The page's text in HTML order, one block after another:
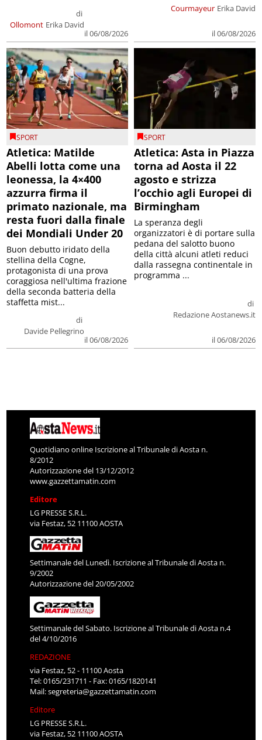
Ollomont
di
Erika David
il 06/08/2026
Courmayeur Erika David
il 06/08/2026
SPORT
Atletica: Matilde
Abelli lotta come una
leonessa, la 4×400
azzurra firma il
primato nazionale, ma
resta fuori dalla finale
dei Mondiali Under 20
di
Davide Pellegrino
il 06/08/2026
Buon debutto iridato della
stellina della Cogne,
protagonista di una prova
coraggiosa nell'ultima frazione
della seconda batteria della
staffetta mist...
SPORT
Atletica: Asta in Piazza
torna ad Aosta il 22
agosto e strizza
l’occhio agli Europei di
Birmingham
di
Redazione Aostanews.it
il 06/08/2026
La speranza degli
organizzatori è di portare sulla
pedana del salotto buono
della città alcuni atleti reduci
dalla rassegna continentale in
programma ...
Quotidiano online Iscrizione al Tribunale di Aosta n.
8/2012
Autorizzazione del 13/12/2012
www.gazzettamatin.com
Editore
LG PRESSE S.R.L.
via Festaz, 52 11100 AOSTA
Settimanale del Lunedì. Iscrizione al Tribunale di Aosta n.
9/2002
Autorizzazione del 20/05/2002
Settimanale del Sabato. Iscrizione al Tribunale di Aosta n.4
del 4/10/2016
REDAZIONE
via Festaz, 52 - 11100 Aosta
Tel: 0165/231711 - Fax: 0165/1820141
Mail:segreteria@gazzettamatin.com
Editore
LG PRESSE S.R.L.
via Festaz, 52 11100 AOSTA